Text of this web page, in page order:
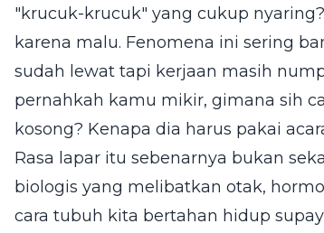
"krucuk-krucuk" yang cukup
karena malu. Fenomena ini sering
sudah lewat tapi kerjaan masih
pernahkah kamu mikir, gimana sih
kosong? Kenapa dia harus pakai
Rasa lapar itu sebenarnya bukan
biologis yang melibatkan otak,
cara tubuh kita bertahan hidup